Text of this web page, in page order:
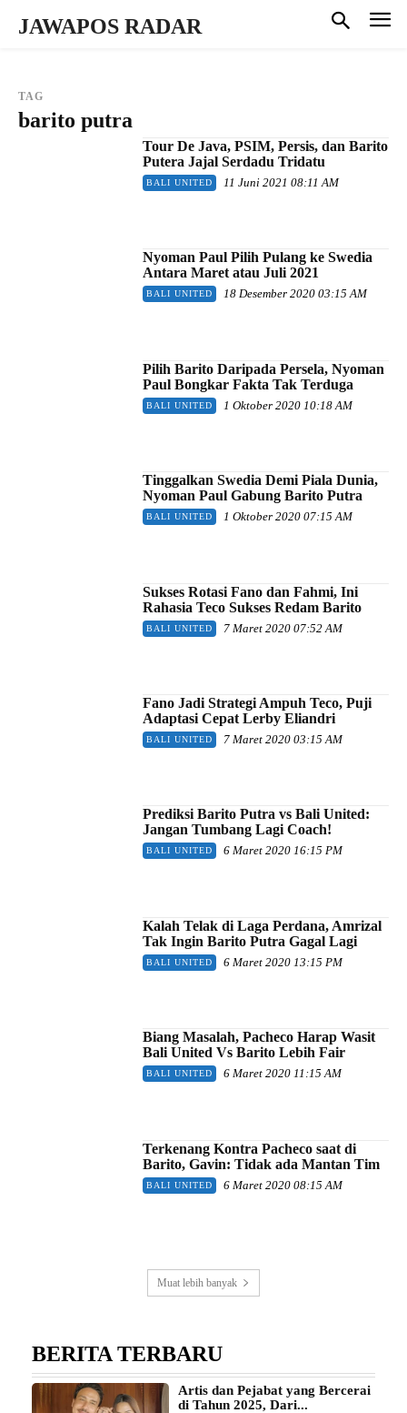
JAWAPOS RADAR
TAG
barito putra
Tour De Java, PSIM, Persis, dan Barito
Putera Jajal Serdadu Tridatu
BALI UNITED 11 Juni 2021 08:11 AM
Nyoman Paul Pilih Pulang ke Swedia
Antara Maret atau Juli 2021
BALI UNITED 18 Desember 2020 03:15 AM
Pilih Barito Daripada Persela, Nyoman
Paul Bongkar Fakta Tak Terduga
BALI UNITED 1 Oktober 2020 10:18 AM
Tinggalkan Swedia Demi Piala Dunia,
Nyoman Paul Gabung Barito Putra
BALI UNITED 1 Oktober 2020 07:15 AM
Sukses Rotasi Fano dan Fahmi, Ini
Rahasia Teco Sukses Redam Barito
BALI UNITED 7 Maret 2020 07:52 AM
Fano Jadi Strategi Ampuh Teco, Puji
Adaptasi Cepat Lerby Eliandri
BALI UNITED 7 Maret 2020 03:15 AM
Prediksi Barito Putra vs Bali United:
Jangan Tumbang Lagi Coach!
BALI UNITED 6 Maret 2020 16:15 PM
Kalah Telak di Laga Perdana, Amrizal
Tak Ingin Barito Putra Gagal Lagi
BALI UNITED 6 Maret 2020 13:15 PM
Biang Masalah, Pacheco Harap Wasit
Bali United Vs Barito Lebih Fair
BALI UNITED 6 Maret 2020 11:15 AM
Terkenang Kontra Pacheco saat di
Barito, Gavin: Tidak ada Mantan Tim
BALI UNITED 6 Maret 2020 08:15 AM
Muat lebih banyak
BERITA TERBARU
Artis dan Pejabat yang Bercerai
di Tahun 2025, Dari...